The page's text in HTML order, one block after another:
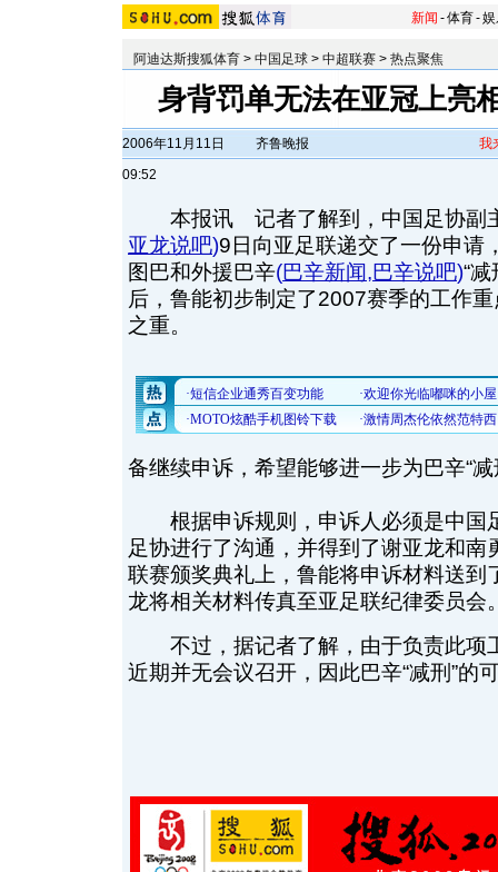
新闻 -体育-
阿迪达斯搜狐体育 > 中国足球 > 中超联赛 > 热点聚焦
身背罚单无法在亚冠上亮
2006年11月11日
09:52
齐鲁晚报 我
本报讯 记者了解到，中国足协副
亚龙说吧)9日向亚足联递交了一份申请
图巴和外援巴辛(巴辛新闻,巴辛说吧)“
后，鲁能初步制定了2007赛季的工作
之重。
备继续申诉，希望能够进一步为巴辛“减
根据申诉规则，申诉人必须是中国
足协进行了沟通，并得到了谢亚龙和南
联赛颁奖典礼上，鲁能将申诉材料送到
龙将相关材料传真至亚足联纪律委员会
不过，据记者了解，由于负责此项
近期并无会议召开，因此巴辛“减刑”的